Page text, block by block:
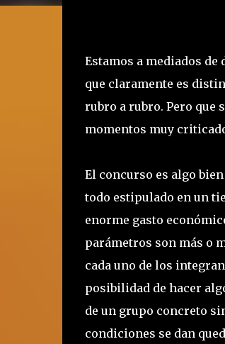
Estamos a mediados
que claramente es
rubro a rubro. Pero que
momentos muy
El concurso es algo
todo estipulado en un
enorme gasto
parámetros son más o
cada uno de los
posibilidad de hacer
de un grupo concreto
condiciones se dan